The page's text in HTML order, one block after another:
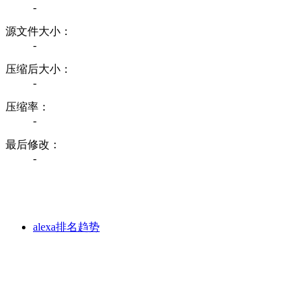
-
源文件大小：
-
压缩后大小：
-
压缩率：
-
最后修改：
-
alexa排名趋势